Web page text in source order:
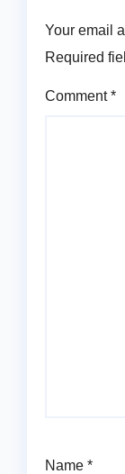
Your email
Required
Comment*
Name *